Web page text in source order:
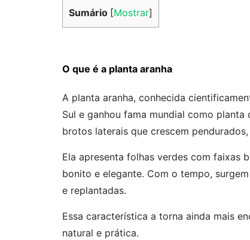
Sumário [Mostrar]
O que é a planta aranha
A planta aranha, conhecida
Sul e ganhou fama mundial como
brotos laterais que crescem
Ela apresenta folhas verdes com faixas
bonito e elegante. Com o tempo,
e replantadas.
Essa característica a torna ainda mais
natural e prática.